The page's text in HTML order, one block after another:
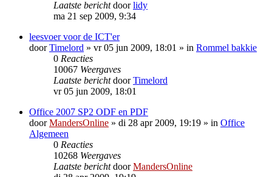
Laatste berichtdoorlidy
ma 21 sep 2009, 9:34
leesvoer voor de ICT'er
doorTimelord » vr 05 jun 2009, 18:01 » in Rommel bakkie
0 Reacties
10067 Weergaves
Laatste berichtdoorTimelord
vr 05 jun 2009, 18:01
Office 2007 SP2 ODF en PDF
doorMandersOnline » di 28 apr 2009, 19:19 » in Office
Algemeen
0 Reacties
10268 Weergaves
Laatste berichtdoorMandersOnline